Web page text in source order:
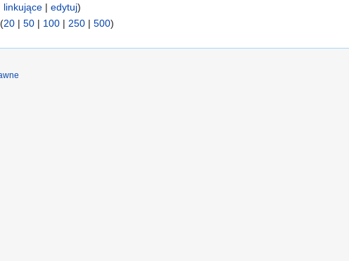
|edytuj)
20 | 50 | 100 | 250 | 500)